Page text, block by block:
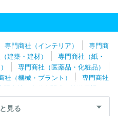
会社進研アド
アピデ株式会社
属株式会社
パシバ株式会社
社
株式会社内村
東邦ゴム工
物産株式会社
永浜クロス株式会
ルワ産業株式会社
株式会社リベ
Ｃ
専門商社（インテリア）
専門商
建築・建材）
専門商社（紙・
専門商社（医薬品・化粧品）
社（機械・プラント）
専門商社
専門商社（自動車関連・輸送用機
門商社（文具・事務用品・日用
ー用品） 専門商社（その他）
見る